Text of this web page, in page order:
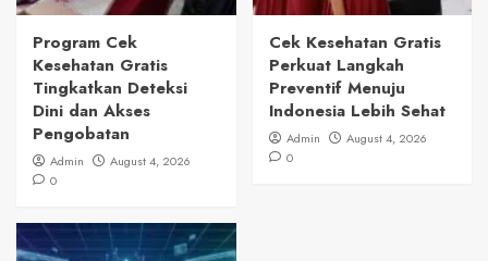
Program Cek
Kesehatan Gratis
Tingkatkan Deteksi
Dini dan Akses
Pengobatan
Admin
August 4, 2026
0
Cek Kesehatan Gratis
Perkuat Langkah
Preventif Menuju
Indonesia Lebih Sehat
Admin
August 4, 2026
0